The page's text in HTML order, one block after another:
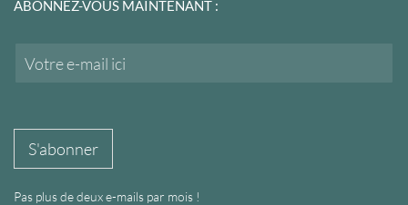
ABONNEZ-VOUS MAINTENANT :
S'abonner
Pas plus de deux e-mails par mois !